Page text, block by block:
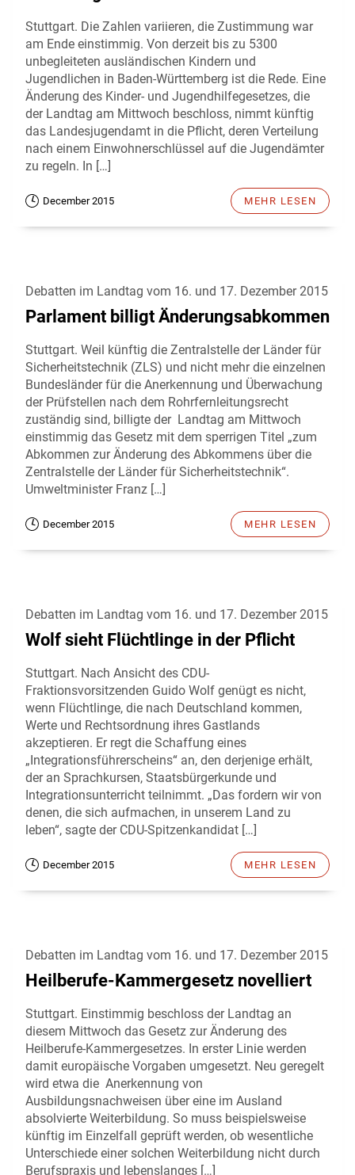
Stuttgart. Die Zahlen variieren, die Zustimmung war
am Ende einstimmig. Von derzeit bis zu 5300
unbegleiteten ausländischen Kindern und
Jugendlichen in Baden-Württemberg ist die Rede. Eine
Änderung des Kinder- und Jugendhilfegesetzes, die
der Landtag am Mittwoch beschloss, nimmt künftig
das Landesjugendamt in die Pflicht, deren Verteilung
nach einem Einwohnerschlüssel auf die Jugendämter
zu regeln. In […]
December 2015 MEHR LESEN
Debatten im Landtag vom 16. und 17. Dezember 2015
Parlament billigt Änderungsabkommen
Stuttgart. Weil künftig die Zentralstelle der Länder für
Sicherheitstechnik (ZLS) und nicht mehr die einzelnen
Bundesländer für die Anerkennung und Überwachung
der Prüfstellen nach dem Rohrfernleitungsrecht
zuständig sind, billigte der Landtag am Mittwoch
einstimmig das Gesetz mit dem sperrigen Titel „zum
Abkommen zur Änderung des Abkommens über die
Zentralstelle der Länder für Sicherheitstechnik“.
Umweltminister Franz […]
December 2015 MEHR LESEN
Debatten im Landtag vom 16. und 17. Dezember 2015
Wolf sieht Flüchtlinge in der Pflicht
Stuttgart. Nach Ansicht des CDU-
Fraktionsvorsitzenden Guido Wolf genügt es nicht,
wenn Flüchtlinge, die nach Deutschland kommen,
Werte und Rechtsordnung ihres Gastlands
akzeptieren. Er regt die Schaffung eines
„Integrationsführerscheins“ an, den derjenige erhält,
der an Sprachkursen, Staatsbürgerkunde und
Integrationsunterricht teilnimmt. „Das fordern wir von
denen, die sich aufmachen, in unserem Land zu
leben“, sagte der CDU-Spitzenkandidat […]
December 2015 MEHR LESEN
Debatten im Landtag vom 16. und 17. Dezember 2015
Heilberufe-Kammergesetz novelliert
Stuttgart. Einstimmig beschloss der Landtag an
diesem Mittwoch das Gesetz zur Änderung des
Heilberufe-Kammergesetzes. In erster Linie werden
damit europäische Vorgaben umgesetzt. Neu geregelt
wird etwa die Anerkennung von
Ausbildungsnachweisen über eine im Ausland
absolvierte Weiterbildung. So muss beispielsweise
künftig im Einzelfall geprüft werden, ob wesentliche
Unterschiede einer solchen Weiterbildung nicht durch
Berufspraxis und lebenslanges […]